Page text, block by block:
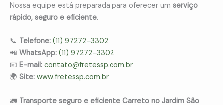
Nossa equipe está preparada para oferecer um serviço
rápido, seguro e eficiente.
📞 Telefone: (11) 97272-3302
📲 WhatsApp: (11) 97272-3302
📧 E-mail: contato@fretessp.com.br
🌍 Site: www.fretessp.com.br
🚛 Transporte seguro e eficiente Carreto no Jardim São